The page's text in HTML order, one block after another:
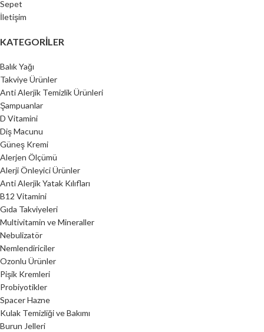
Sepet
İletişim
KATEGORILER
Balık Yağı
Takviye Ürünler
Anti Alerjik Temizlik Ürünleri
Şampuanlar
D Vitamini
Diş Macunu
Güneş Kremi
Alerjen Ölçümü
Alerji Önleyici Ürünler
Anti Alerjik Yatak Kılıfları
B12 Vitamini
Gıda Takviyeleri
Multivitamin ve Mineraller
Nebulizatör
Nemlendiriciler
Ozonlu Ürünler
Pişik Kremleri
Probiyotikler
Spacer Hazne
Kulak Temizliği ve Bakımı
Burun Jelleri